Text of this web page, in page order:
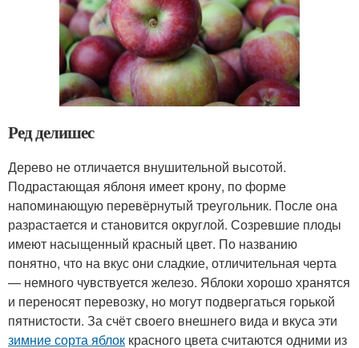
Ред делишес
Дерево не отличается внушительной высотой.
Подрастающая яблоня имеет крону, по форме
напоминающую перевёрнутый треугольник. После она
разрастается и становится округлой. Созревшие плоды
имеют насыщенный красный цвет. По названию
понятно, что на вкус они сладкие, отличительная черта
— немного чувствуется железо. Яблоки хорошо хранятся
и переносят перевозку, но могут подвергаться горькой
пятнистости. За счёт своего внешнего вида и вкуса эти
зимние сорта яблок красного цвета считаются одними из